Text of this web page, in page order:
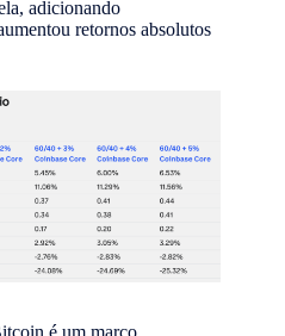
adicionando
retornos absolutos
é um marco